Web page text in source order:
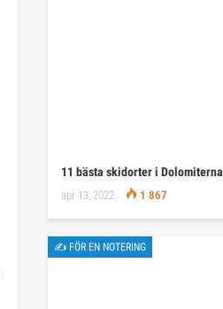
11 bästa skidorter i Dolomiterna
apr 13, 2022 1 867
✍ FÖR EN NOTERING